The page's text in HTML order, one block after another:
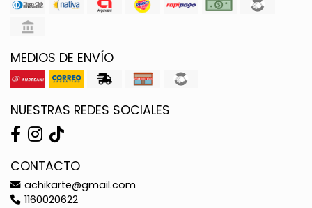
MEDIOS DE ENVÍO
NUESTRAS REDES SOCIALES
CONTACTO
achikarte@gmail.com
1160020622